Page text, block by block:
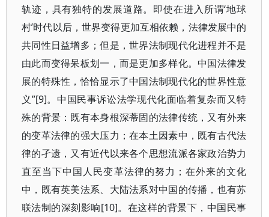
轨迹，具有独特的发展道路。即使在进入所谓‘地球
村’时代以后，世界变得更加互相依赖，法律发展中的
共同性日益增多；但是，世界法制现代化进程并不是
由此而变得呆板划一，而是更加多样化。中国法律发
展的特殊性，恰恰显示了中国法制现代化的世界性意
义”[9]。中国民事诉讼法学现代化面临着复杂而又特
殊的背景：既有本身根深蒂固的法律传统，又有外来
的变革法律的强大压力；在本土因素中，既有古代法
律的孑遗，又有近代以来各个思想流派各家政治势力
直至当下中国人民变革法律的努力；在外来的文化
中，既有英美法系、大陆法系对中国的传播，也有苏
联法制的深刻影响[10]。在这样的背景下，中国民事